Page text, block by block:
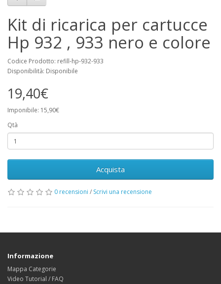
Kit di ricarica per cartucce
Hp 932 , 933 nero e colore
Codice Prodotto: refill-hp-932-933
Disponibilità: Disponibile
19,40€
Imponibile: 15,90€
Qtà
Acquista
0 recensioni / Scrivi una recensione
Informazione
Mappa Categorie
Video Tutorial / FAQ